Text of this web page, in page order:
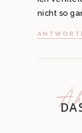
nicht so